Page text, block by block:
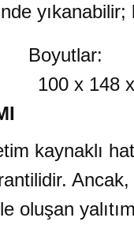
x
kaynaklı
oluşan